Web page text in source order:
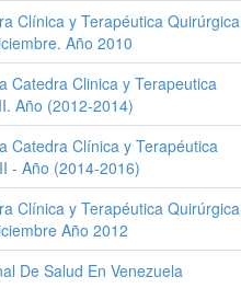
Clínica y Terapéutica Quirúrgica
Año 2010
Catedra Clinica y Terapeutica
Año (2012-2014)
Catedra Clínica y Terapéutica
- Año (2014-2016)
Clínica y Terapéutica Quirúrgica
Año 2012
De Salud En Venezuela